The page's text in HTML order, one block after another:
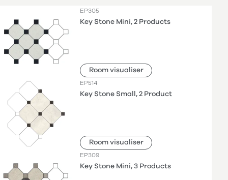
EP305
Key Stone Mini, 2 Products
Room visualiser
EP514
Key Stone Small, 2 Product
Room visualiser
EP309
Key Stone Mini, 3 Products